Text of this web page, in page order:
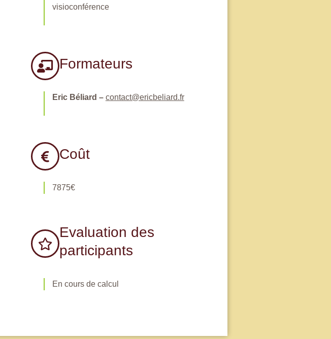
visioconférence
Formateurs
Eric Béliard – contact@ericbeliard.fr
Coût
7875€
Evaluation des
participants
En cours de calcul